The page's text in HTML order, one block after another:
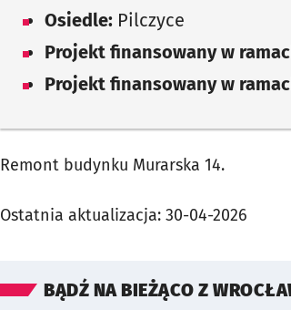
Osiedle: Pilczyce
Projekt finansowany w
Projekt finansowany w
Remont budynku Murarska 14.
Ostatnia aktualizacja: 30-04-2026
BĄDŹ NA BIEŻĄCO Z